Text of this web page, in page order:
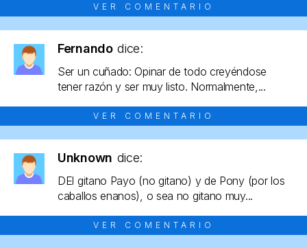
VER COMENTARIO
Fernando dice:
Ser un cuñado: Opinar de todo creyéndose
tener razón y ser muy listo. Normalmente,...
VER COMENTARIO
Unknown dice:
DEl gitano Payo (no gitano) y de Pony (por los
caballos enanos), o sea no gitano muy...
VER COMENTARIO